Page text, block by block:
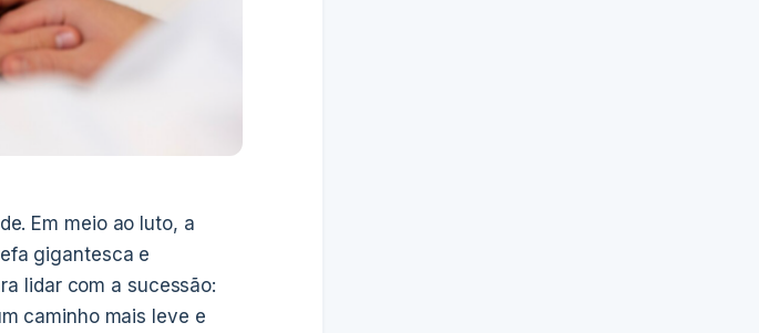
Em meio ao luto, a
gigantesca e
lidar com a sucessão:
caminho mais leve e